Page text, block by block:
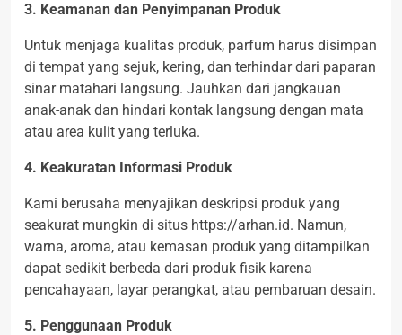
3. Keamanan dan Penyimpanan Produk
Untuk menjaga kualitas produk, parfum harus disimpan
di tempat yang sejuk, kering, dan terhindar dari paparan
sinar matahari langsung. Jauhkan dari jangkauan
anak-anak dan hindari kontak langsung dengan mata
atau area kulit yang terluka.
4. Keakuratan Informasi Produk
Kami berusaha menyajikan deskripsi produk yang
seakurat mungkin di situs https://arhan.id. Namun,
warna, aroma, atau kemasan produk yang ditampilkan
dapat sedikit berbeda dari produk fisik karena
pencahayaan, layar perangkat, atau pembaruan desain.
5. Penggunaan Produk